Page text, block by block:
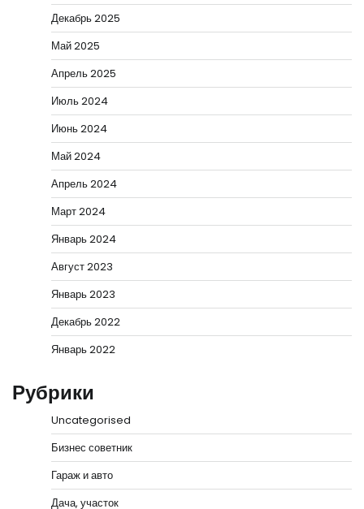
Декабрь 2025
Май 2025
Апрель 2025
Июль 2024
Июнь 2024
Май 2024
Апрель 2024
Март 2024
Январь 2024
Август 2023
Январь 2023
Декабрь 2022
Январь 2022
Рубрики
Uncategorised
Бизнес советник
Гараж и авто
Дача, участок